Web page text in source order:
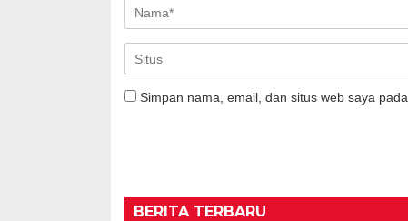
Simpan nama, email, dan situs web saya
BERITA TERBARU